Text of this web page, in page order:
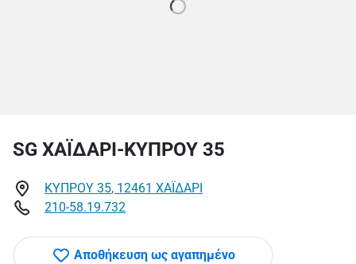
Αποθήκευση ως αγαπημένο
SG ΧΑΪΔΑΡΙ-ΚΥΠΡΟΥ 35
ΚΥΠΡΟΥ 35, 12461 ΧΑΪΔΑΡΙ
210-58.19.732